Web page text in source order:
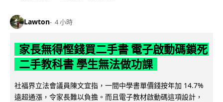
Lawton 4 小時
家長無得慳錢買二手書 電子啟動碼鎖死
二手教科書 學生無法做功課
社福界立法會議員陳文宜指，一間中學書單價錢按年加 14.7%
遠超通漲，令家長難以負擔。而且電子教材啟動碼這項設計，